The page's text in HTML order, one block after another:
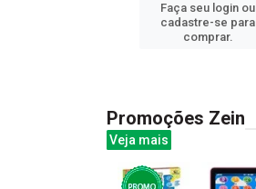
Faça seu login ou
cadastre-se para
comprar.
Promoções Zein
Veja mais